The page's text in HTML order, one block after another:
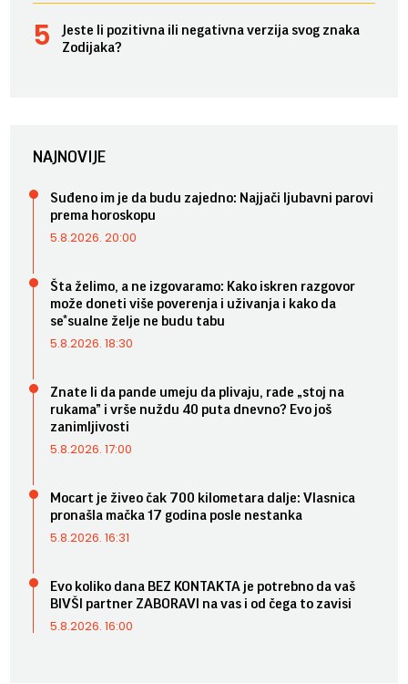
Jeste li pozitivna ili negativna verzija svog znaka
Zodijaka?
NAJNOVIJE
Suđeno im je da budu zajedno: Najjači ljubavni parovi
prema horoskopu
5.8.2026. 20:00
Šta želimo, a ne izgovaramo: Kako iskren razgovor
može doneti više poverenja i uživanja i kako da
se*sualne želje ne budu tabu
5.8.2026. 18:30
Znate li da pande umeju da plivaju, rade „stoj na
rukama” i vrše nuždu 40 puta dnevno? Evo još
zanimljivosti
5.8.2026. 17:00
Mocart je živeo čak 700 kilometara dalje: Vlasnica
pronašla mačka 17 godina posle nestanka
5.8.2026. 16:31
Evo koliko dana BEZ KONTAKTA je potrebno da vaš
BIVŠI partner ZABORAVI na vas i od čega to zavisi
5.8.2026. 16:00